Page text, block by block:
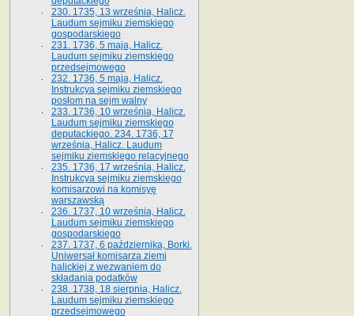
230. 1735, 13 września, Halicz.
Laudum sejmiku ziemskiego
gospodarskiego
231. 1736, 5 maja, Halicz.
Laudum sejmiku ziemskiego
przedsejmowego
232. 1736, 5 maja, Halicz.
Instrukcya sejmiku ziemskiego
posłom na sejm walny
233. 1736, 10 września, Halicz.
Laudum sejmiku ziemskiego
deputackiego. 234. 1736, 17
września, Halicz. Laudum
sejmiku ziemskiego relacyjnego
235. 1736, 17 września, Halicz.
Instrukcya sejmiku ziemskiego
komisarzowi na komisyę
warszawską
236. 1737, 10 września, Halicz.
Laudum sejmiku ziemskiego
gospodarskiego
237. 1737, 6 października, Borki.
Uniwersał komisarza ziemi
halickiej z wezwaniem do
składania podatków
238. 1738, 18 sierpnia, Halicz.
Laudum sejmiku ziemskiego
przedsejmowego